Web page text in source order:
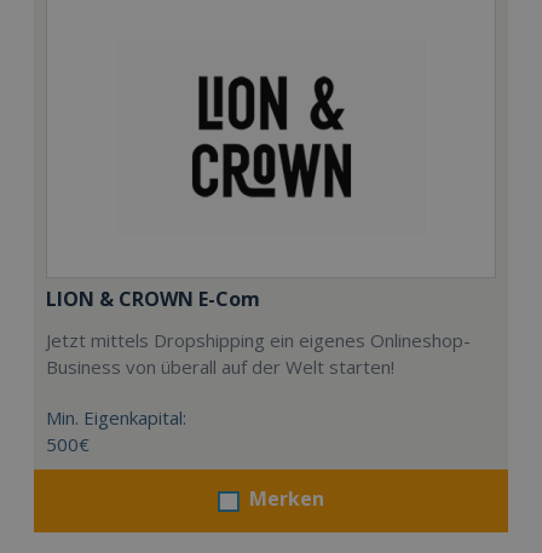
LION & CROWN E-Com
Jetzt mittels Dropshipping ein eigenes Onlineshop-
Business von überall auf der Welt starten!
Min. Eigenkapital:
500€
Merken